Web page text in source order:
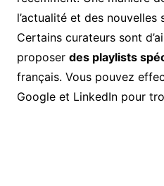
l’actualité et des
Certains curateurs sont
proposer des playlists
français. Vous pouvez
Google et LinkedIn pour